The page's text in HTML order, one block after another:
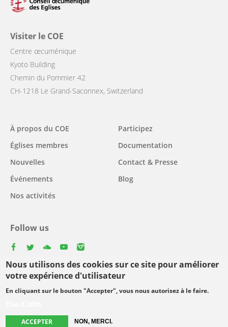
Nous utilisons des cookies sur ce site pour améliorer
votre expérience d'utilisateur
En cliquant sur le bouton "Accepter", vous nous autorisez à le faire.
ACCEPTER NON, MERCI.
Visiter le COE
Centre œcuménique
Kyoto Building
Chemin du Pommier 42
CH-1218 Le Grand-Saconnex, Switzerland
Main
navigation
À propos du COE
Églises membres
Nouvelles
Événements
Nos activités
Participez
Documentation
Contact & Presse
Blog
Follow us
Select
your
Footer
Protection des données personnelles